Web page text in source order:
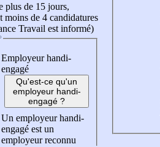
plus de 15 jours,
moins de 4 candidatures
Travail est informé)
Employeur handi-
engagé
Qu'est-ce qu'un
employeur handi-
engagé ?
Un employeur handi-
engagé est un
employeur reconnu